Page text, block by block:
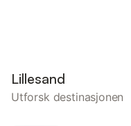
Lillesand
Utforsk